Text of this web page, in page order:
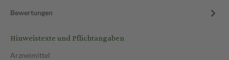
Bewertungen
Hinweistexte und Pflichtangaben
Arzneimittel